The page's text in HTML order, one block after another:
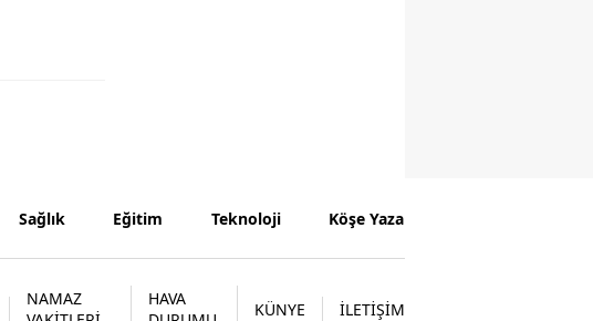
Sağlık Eğitim Teknoloji Köşe Yazarları
NAMAZ
HAVA
KÜNYE İLETİŞİM